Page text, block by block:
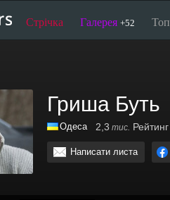
Стрічка Галерея +52 Топ
Гриша Буть
Одеса 2,3 тис. Рейтинг
Написати листа